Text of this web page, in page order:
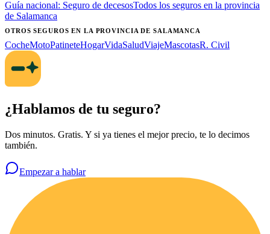
Guía nacional: Seguro de decesosTodos los seguros en la provincia
de Salamanca
OTROS SEGUROSEN LA PROVINCIA DE SALAMANCA
CocheMotoPatineteHogarVidaSaludViajeMascotasR. Civil
¿Hablamos de tu seguro?
Dos minutos. Gratis. Y si ya tienes el mejor precio, te lo decimos
también.
Empezar a hablar